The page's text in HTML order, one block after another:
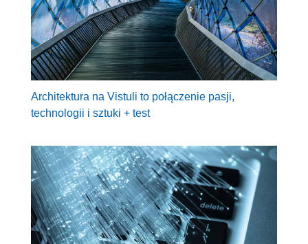
Architektura na Vistuli to połączenie pasji,
technologii i sztuki + test